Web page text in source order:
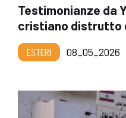
Testimonianze da
cristiano distrutto
ESTERI 08_05_2026